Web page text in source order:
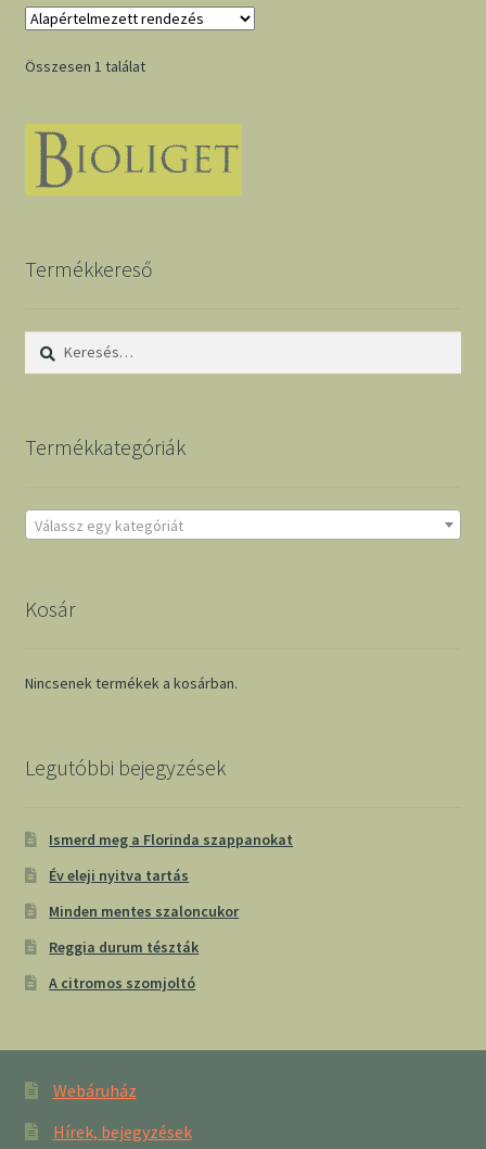
Összesen 1 találat
Termékkereső
Keresés:
Termékkategóriák
Válassz egy kategóriát
Kosár
Nincsenek termékek a kosárban.
Legutóbbi bejegyzések
Ismerd meg a Florinda szappanokat
Év eleji nyitva tartás
Minden mentes szaloncukor
Reggia durum tészták
A citromos szomjoltó
Webáruház
Hírek, bejegyzések